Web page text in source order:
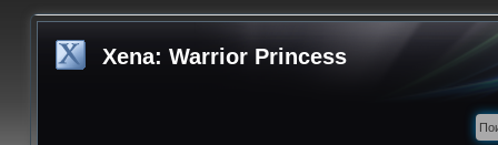
Xena: Warrior Princess